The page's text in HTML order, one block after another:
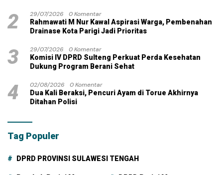
2 29/07/2026
0 Komentar
Rahmawati M Nur Kawal Aspirasi Warga, Pembenahan
Drainase Kota Parigi Jadi Prioritas
3 29/07/2026
0 Komentar
Komisi IV DPRD Sulteng Perkuat Perda Kesehatan
Dukung Program Berani Sehat
4 02/08/2026
0 Komentar
Dua Kali Beraksi, Pencuri Ayam di Torue Akhirnya
Ditahan Polisi
Tag Populer
DPRD PROVINSI SULAWESI TENGAH